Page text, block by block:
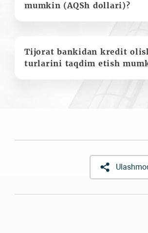
mumkin (AQSh dollari)?
Tijorat bankidan kredit
turlarini taqdim etish